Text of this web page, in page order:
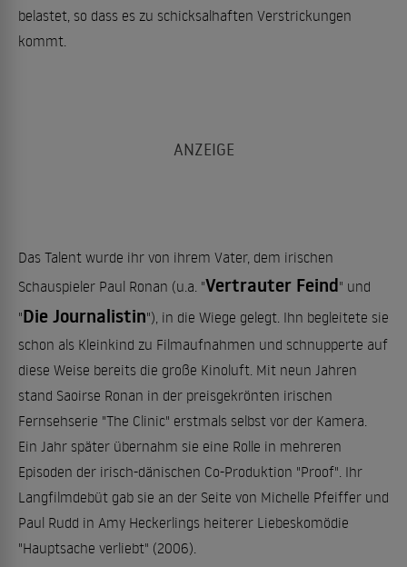
belastet, so dass es zu schicksalhaften Verstrickungen
kommt.
Das Talent wurde ihr von ihrem Vater, dem irischen
Schauspieler Paul Ronan (u.a. "Vertrauter Feind" und
"Die Journalistin"), in die Wiege gelegt. Ihn begleitete sie
schon als Kleinkind zu Filmaufnahmen und schnupperte auf
diese Weise bereits die große Kinoluft. Mit neun Jahren
stand Saoirse Ronan in der preisgekrönten irischen
Fernsehserie "The Clinic" erstmals selbst vor der Kamera.
Ein Jahr später übernahm sie eine Rolle in mehreren
Episoden der irisch-dänischen Co-Produktion "Proof". Ihr
Langfilmdebüt gab sie an der Seite von Michelle Pfeiffer und
Paul Rudd in Amy Heckerlings heiterer Liebeskomödie
"Hauptsache verliebt" (2006).